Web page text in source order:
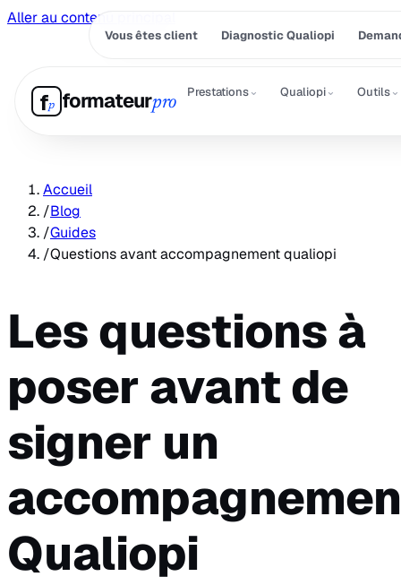
Aller au contenu principal
Vous êtes client Diagnostic Qualiopi
fp formateurpro
Prestations⌄ Qualiopi⌄ Outils⌄
Accueil
/Blog
/Guides
/Questions avant accompagnement qualiopi
Les questions à
poser avant de
signer un
Qualiopi